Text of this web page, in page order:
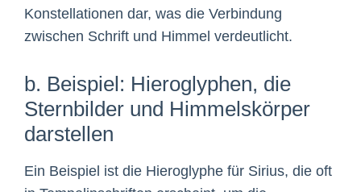
Konstellationen dar, was die Verbindung
zwischen Schrift und Himmel verdeutlicht.
b. Beispiel: Hieroglyphen, die
Sternbilder und Himmelskörper
darstellen
Ein Beispiel ist die Hieroglyphe für Sirius, die oft